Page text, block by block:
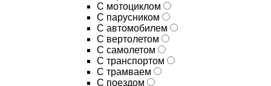
С мотоциклом
С парусником
С автомобилем
С вертолетом
С самолетом
С транспортом
С трамваем
С поездом